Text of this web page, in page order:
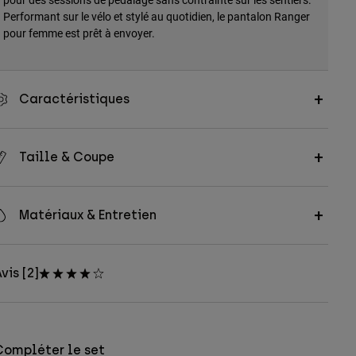
Performant sur le vélo et stylé au quotidien, le pantalon Ranger
pour femme est prêt à envoyer.
Caractéristiques
Taille & Coupe
Matériaux & Entretien
[2]
le set